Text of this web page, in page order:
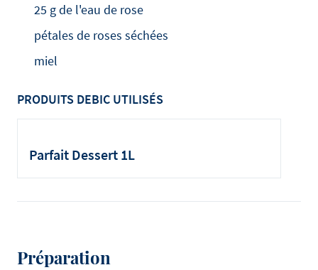
25 g de l'eau de rose
pétales de roses séchées
miel
PRODUITS DEBIC UTILISÉS
Parfait Dessert 1L
Préparation